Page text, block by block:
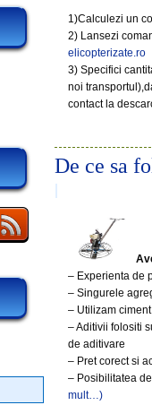
1)Calculezi un
2) Lansezi
elicopterizate.ro
3) Specifici
noi
contact la
De ce sa
– Experienta de
– Singurele
– Utilizam
– Aditivii folositi
de aditivare
– Pret corect si
– Posibilitatea
mult…)